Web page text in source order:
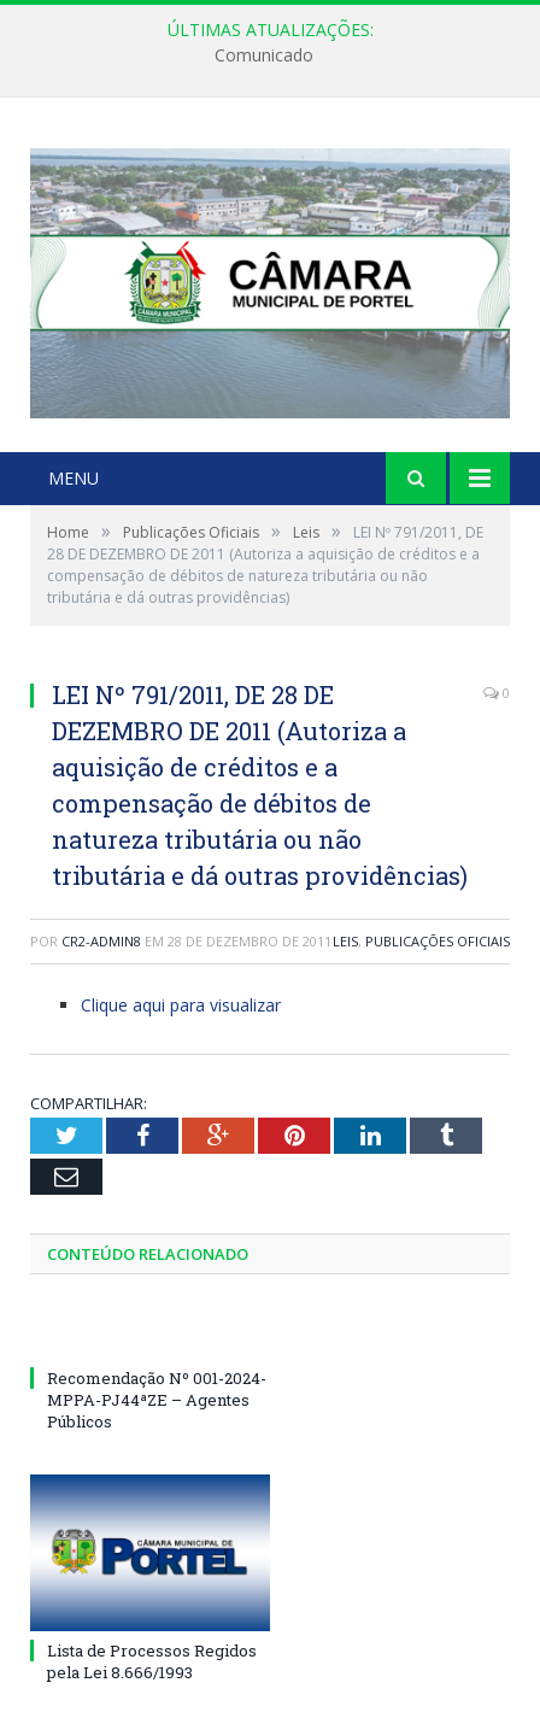
ÚLTIMAS ATUALIZAÇÕES:
Comunicado
MENU
Home » Publicações Oficiais » Leis »
LEI Nº 791/2011, DE
28 DE DEZEMBRO DE 2011 (Autoriza a aquisição de créditos e a
compensação de débitos de natureza tributária ou não
tributária e dá outras providências)
LEI Nº 791/2011, DE 28 DE
DEZEMBRO DE 2011 (Autoriza a
aquisição de créditos e a
compensação de débitos de
natureza tributária ou não
tributária e dá outras providências)
0
POR CR2-ADMIN8 EM 28 DE DEZEMBRO DE 2011 LEIS, PUBLICAÇÕES OFICIAIS
Clique aqui para visualizar
COMPARTILHAR:
TwitterFacebookGoogle+PinterestLinkedInTumblr
Email
CONTEÚDO RELACIONADO
Recomendação Nº 001-2024-
MPPA-PJ44ªZE – Agentes
Públicos
Lista de Processos Regidos
pela Lei 8.666/1993